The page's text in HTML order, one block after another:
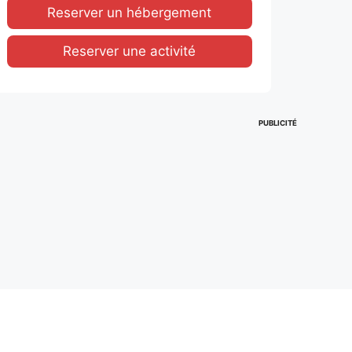
Reserver un hébergement
Reserver une activité
PUBLICITÉ